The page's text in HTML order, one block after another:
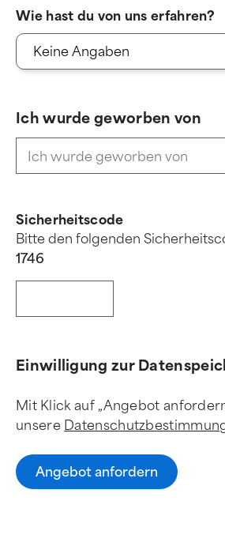
Wie hast du von uns erfahren?
Ich wurde geworben von
Sicherheitscode
Bitte den folgenden
1746
Einwilligung zur
Mit Klick auf „Angebot
unsere
Angebot anfordern